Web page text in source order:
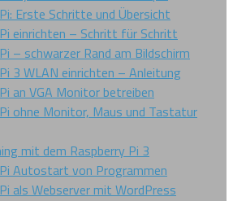
Erste Schritte und Übersicht
einrichten – Schritt für Schritt
– schwarzer Rand am Bildschirm
3 WLAN einrichten – Anleitung
an VGA Monitor betreiben
ohne Monitor, Maus und Tastatur
mit dem Raspberry Pi 3
Autostart von Programmen
als Webserver mit WordPress